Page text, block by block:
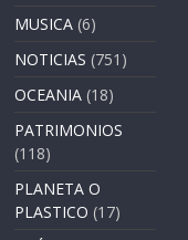
MUSICA (6)
NOTICIAS (751)
OCEANIA (18)
PATRIMONIOS
(118)
PLANETA O
PLASTICO (17)